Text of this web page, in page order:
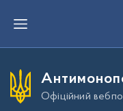
е
и
д
Офіційний